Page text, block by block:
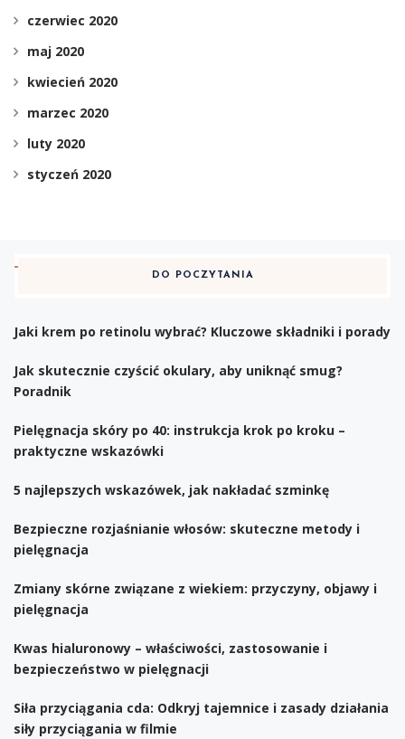
czerwiec 2020
maj 2020
kwiecień 2020
marzec 2020
luty 2020
styczeń 2020
DO POCZYTANIA
Jaki krem po retinolu wybrać? Kluczowe składniki i porady
Jak skutecznie czyścić okulary, aby uniknąć smug?
Poradnik
Pielęgnacja skóry po 40: instrukcja krok po kroku –
praktyczne wskazówki
5 najlepszych wskazówek, jak nakładać szminkę
Bezpieczne rozjaśnianie włosów: skuteczne metody i
pielęgnacja
Zmiany skórne związane z wiekiem: przyczyny, objawy i
pielęgnacja
Kwas hialuronowy – właściwości, zastosowanie i
bezpieczeństwo w pielęgnacji
Siła przyciągania cda: Odkryj tajemnice i zasady działania
siły przyciągania w filmie